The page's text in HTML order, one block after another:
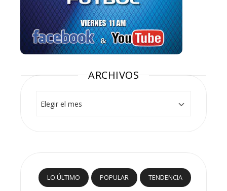
ARCHIVOS
LO ÚLTIMO POPULAR TENDENCIA